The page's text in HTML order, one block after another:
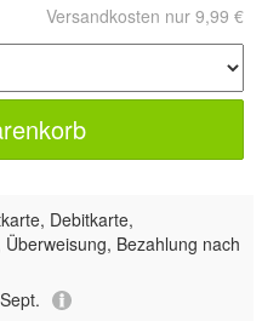
Versandkosten nur 9,99 €
Debitkarte,
Bezahlung nach